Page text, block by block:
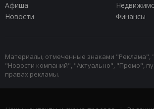
Афиша
Новости
Финансы
Материалы, отмеченные знаками "Реклама",
"Новости компаний", "Актуально", "Промо",
правах рекламы.